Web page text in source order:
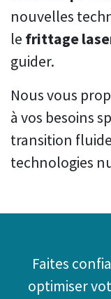
nouvelles
le frittage
guider.
Nous vous
à vos besoins
transition
technologies
Faites
optimiser